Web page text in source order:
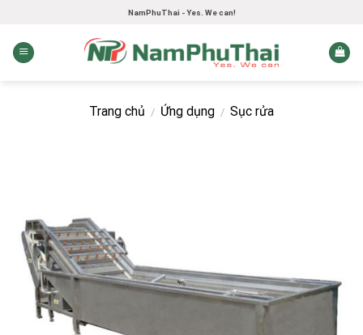
content
NamPhuThai - Yes. We can!
Trang chủ / Ứng dụng / Sục rửa